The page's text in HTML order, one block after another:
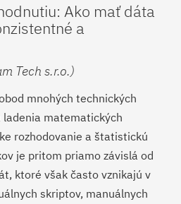
Ako mať dáta
a
Tech s.r.o.)
mnohých technických
matematických
rozhodovanie a štatistickú
je pritom priamo závislá od
ktoré však často vznikajú v
skriptov, manuálnych